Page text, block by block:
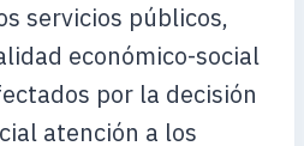
servicios públicos,
económico-social
por la decisión
atención a los